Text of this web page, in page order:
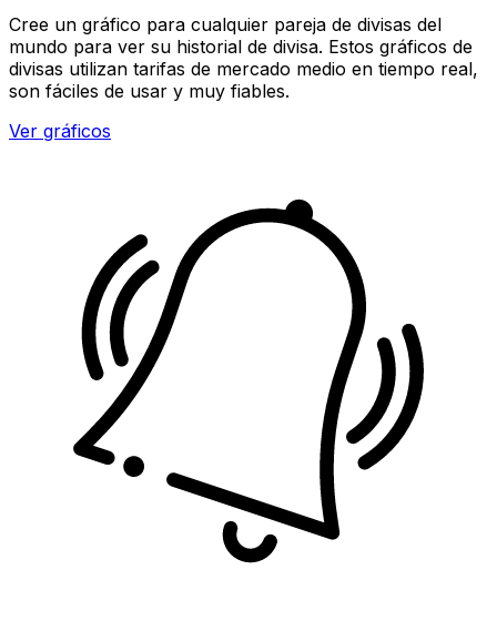
Cree un gráfico para cualquier pareja de divisas del
mundo para ver su historial de divisa. Estos gráficos de
divisas utilizan tarifas de mercado medio en tiempo real,
son fáciles de usar y muy fiables.
Ver gráficos